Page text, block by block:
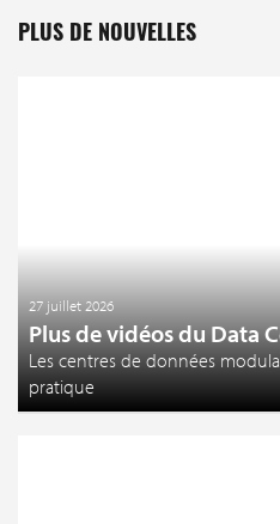
PLUS DE NOUVELLES
27 juillet 2026
Plus de vidéos du Data
Les centres de données
pratique